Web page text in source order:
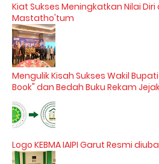
Kiat Sukses Meningkatkan Nilai
Mastatho'tum
Mengulik Kisah Sukses Wakil
Book" dan Bedah Buku Rekam
Logo KEBMA IAIPI Garut Resmi